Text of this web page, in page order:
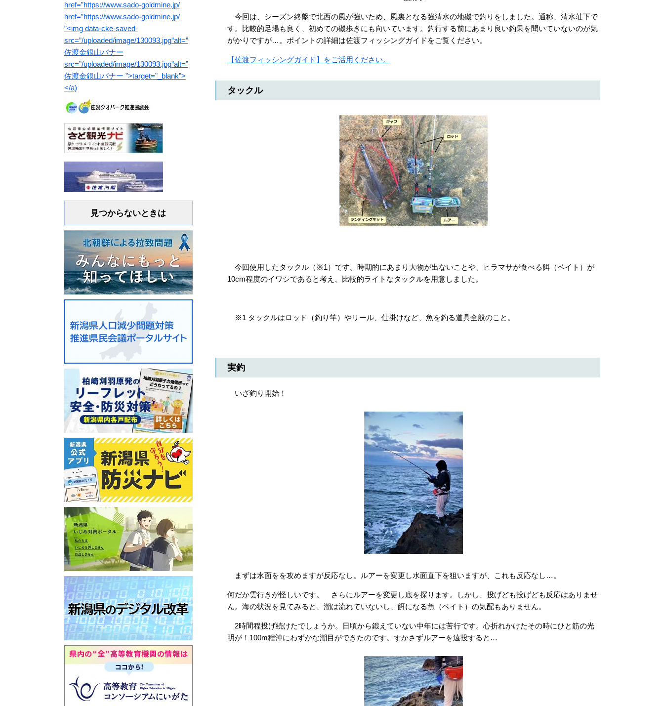
今回は、シーズン終盤で北西の風が強いため、風裏となる強清水の地磯で釣りをしました。通称、清水荘下で
す。比較的足場も良く、初めての磯歩きにも向いています。釣行する前にあまり良い釣果を聞いていないのが気
がかりですが…。ポイントの詳細は佐渡フィッシングガイドをご覧ください。
【佐渡フィッシングガイド】をご活用ください。
タックル
今回使用したタックル（※1）です。時期的にあまり大物が出ないことや、ヒラマサが食べる餌（ベイト）が
10cm程度のイワシであると考え、比較的ライトなタックルを用意しました。
※1 タックルはロッド（釣り竿）やリール、仕掛けなど、魚を釣る道具全般のこと。
実釣
いざ釣り開始！
まずは水面をを攻めますが反応なし。ルアーを変更し水面直下を狙いますが、これも反応なし…。
何だか雲行きが怪しいです。 さらにルアーを変更し底を探ります。しかし、投げども投げども反応はありませ
ん。海の状況を見てみると、潮は流れていないし、餌になる魚（ベイト）の気配もありません。
2時間程投げ続けたでしょうか。日頃から鍛えていない中年には苦行です。心折れかけたその時にひと筋の光
明が！100m程沖にわずかな潮目ができたのです。すかさずルアーを遠投すると…
見つからないときは